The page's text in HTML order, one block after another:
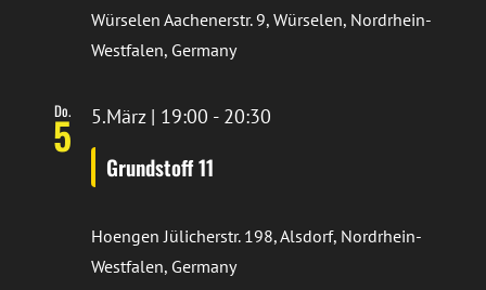
Würselen Aachenerstr. 9, Würselen, Nordrhein-
Westfalen, Germany
Do.
5
Grundstoff 11
5.März | 19:00 - 20:30
HoengenJülicherstr. 198, Alsdorf, Nordrhein-
Westfalen, Germany